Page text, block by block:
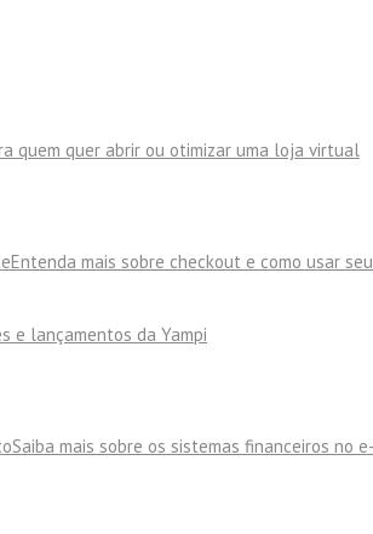
quem quer abrir ou otimizar uma loja virtual
Entenda mais sobre checkout e como usar
e lançamentos da Yampi
Saiba mais sobre os sistemas financeiros no